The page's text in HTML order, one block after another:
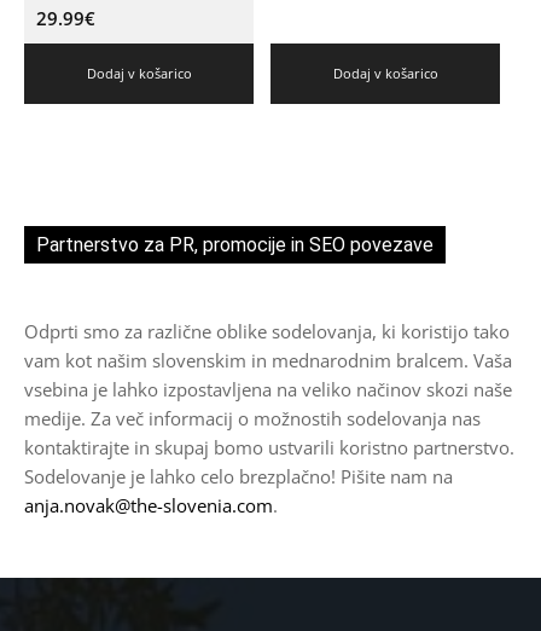
29.99€
Dodaj v košarico Dodaj v košarico
Partnerstvo za PR, promocije in SEO povezave
Odprti smo za različne oblike sodelovanja, ki koristijo tako
vam kot našim slovenskim in mednarodnim bralcem. Vaša
vsebina je lahko izpostavljena na veliko načinov skozi naše
medije. Za več informacij o možnostih sodelovanja nas
kontaktirajte in skupaj bomo ustvarili koristno partnerstvo.
Sodelovanje je lahko celo brezplačno! Pišite nam na
anja.novak@the-slovenia.com.